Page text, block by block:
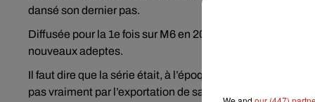
dansé son dernier pas.
Diffusée pour la 1e fois sur M6 en 2004,
nouveaux adeptes.
Il faut dire que la série était, à l’époque, particulièrement
pas vraiment par l’exportation de sa production